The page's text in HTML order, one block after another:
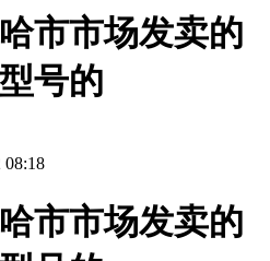
市市场发卖的
号的
08:18
市市场发卖的